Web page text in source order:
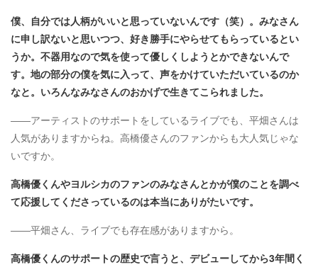
僕、自分では人柄がいいと思っていないんです（笑）。みなさん
に申し訳ないと思いつつ、好き勝手にやらせてもらっているとい
うか。不器用なので気を使って優しくしようとかできないんで
す。地の部分の僕を気に入って、声をかけていただいているのか
なと。いろんなみなさんのおかげで生きてこられました。
――アーティストのサポートをしているライブでも、平畑さんは
人気がありますからね。高橋優さんのファンからも大人気じゃな
いですか。
高橋優くんやヨルシカのファンのみなさんとかが僕のことを調べ
て応援してくださっているのは本当にありがたいです。
――平畑さん、ライブでも存在感がありますから。
高橋優くんのサポートの歴史で言うと、デビューしてから3年間く